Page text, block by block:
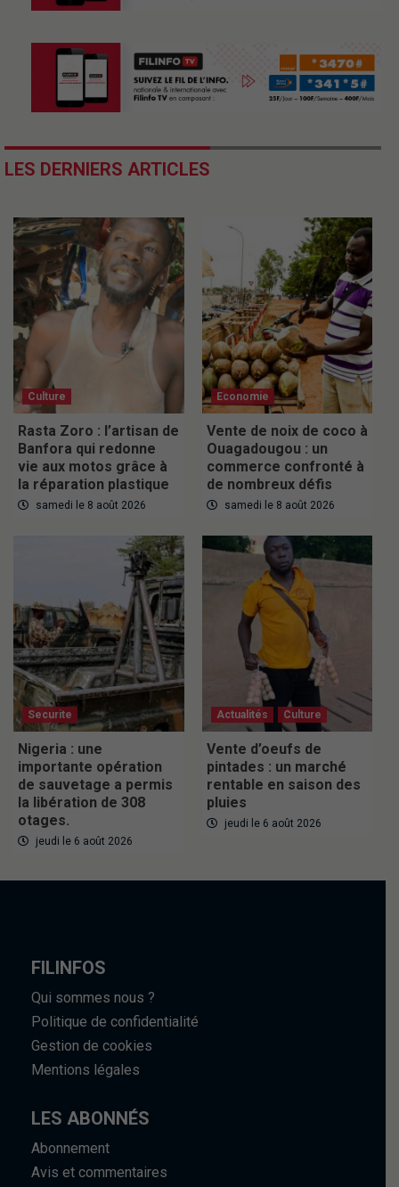
LES DERNIERS ARTICLES
Culture
Rasta Zoro : l’artisan de
Banfora qui redonne
vie aux motos grâce à
la réparation plastique
samedi le 8 août 2026
Economie
Vente de noix de coco à
Ouagadougou : un
commerce confronté à
de nombreux défis
samedi le 8 août 2026
Securite
Nigeria : une
importante opération
de sauvetage a permis
la libération de 308
otages.
jeudi le 6 août 2026
Actualités Culture
Vente d’oeufs de
pintades : un marché
rentable en saison des
pluies
jeudi le 6 août 2026
FILINFOS
Qui sommes nous ?
Politique de confidentialité
Gestion de cookies
Mentions légales
LES ABONNÉS
Abonnement
Avis et commentaires